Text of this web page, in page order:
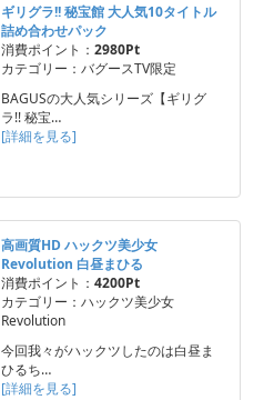
ギリグラ!! 秘宝館 大人気10タイトル
詰め合わせパック
消費ポイント： 2980Pt
カテゴリー：バグースTV限定
BAGUSの大人気シリーズ【ギリグ
ラ!! 秘宝…
[詳細を見る]
高画質HD ハックツ美少女
Revolution 白昼まひる
消費ポイント： 4200Pt
カテゴリー：ハックツ美少女
Revolution
今回我々がハックツしたのは白昼ま
ひるち…
[詳細を見る]